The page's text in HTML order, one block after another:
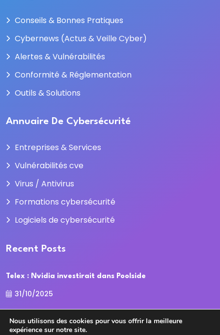
Conseils & Bonnes Pratiques
Cybernews (Actus & Veille Cyber)
Alertes & Vulnérabilités
Conformité & Réglementation
Outils & Solutions
Annuaire De Cybersécurité
Entreprises & Services
Vulnérabilités cve
Virus / Antivirus
Formations cybersécurité
Logiciels de cybersécurité
Recent Posts
Telex : Nvidia investirait dans Poolside
31/10/2025
La Cour des comptes recadre la
Nous utilisons des cookies pour vous offrir la meilleure
expérience sur notre site.